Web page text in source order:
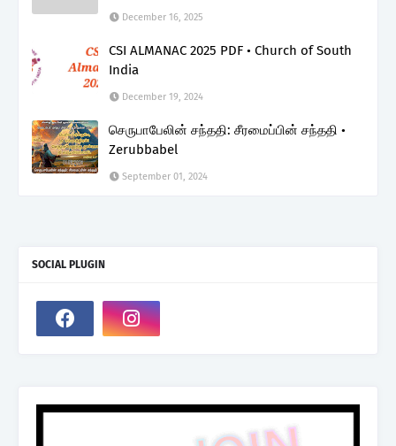
December 16, 2025
CSI ALMANAC 2025 PDF • Church of South
India
December 19, 2024
செருபாபேலின் சந்ததி: சீரமைப்பின் சந்ததி •
Zerubbabel
September 01, 2024
SOCIAL PLUGIN